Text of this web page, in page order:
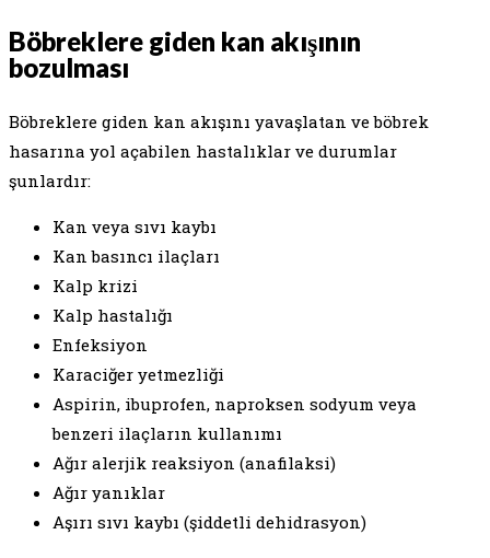
Böbreklere giden kan akışının
bozulması
Böbreklere giden kan akışını yavaşlatan ve böbrek
hasarına yol açabilen hastalıklar ve durumlar
şunlardır:
Kan veya sıvı kaybı
Kan basıncı ilaçları
Kalp krizi
Kalp hastalığı
Enfeksiyon
Karaciğer yetmezliği
Aspirin, ibuprofen, naproksen sodyum veya
benzeri ilaçların kullanımı
Ağır alerjik reaksiyon (anafilaksi)
Ağır yanıklar
Aşırı sıvı kaybı (şiddetli dehidrasyon)